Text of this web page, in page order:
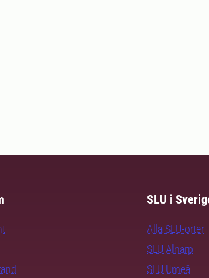
SLU i
Alla SLU-orter
SLU Alnarp
SLU Umeå